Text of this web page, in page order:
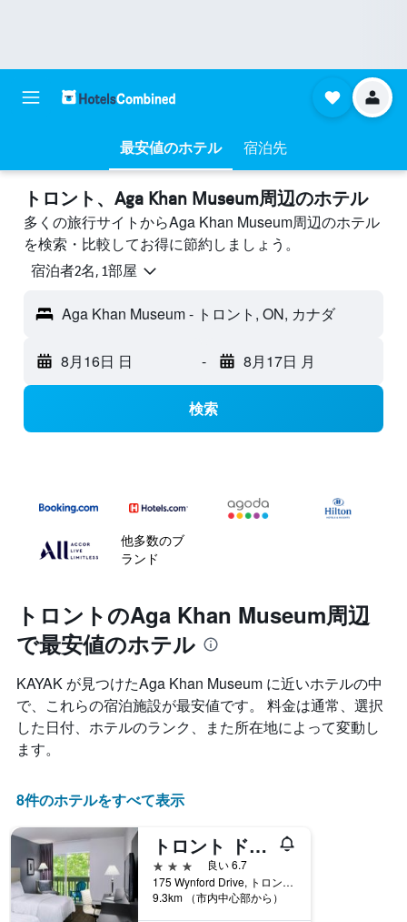
最安値のホテル 宿泊先
トロント​、Aga Khan Museum周辺のホテル
多くの旅行サイトからAga Khan Museum周辺のホテル
を検索・比較してお得に節約しましょう。
宿泊者2名, 1​部屋
Aga Khan Museum - トロント, ON, カナダ
8月16日 日 - 8月17日 月
検索
他多数のブ
ランド
トロントのAga Khan Museum周辺
で最安値のホテル
KAYAK が見つけたAga Khan Museum に近いホテルの中
で、これらの宿泊施設が最安値です。 料金は通常、選択
した日付、ホテルのランク、また所在地によって変動し
ます。
8件のホテルをすべて表示
トロント ドン バレー ホテル アンド スイーツ
3つ星
良い 6.7
175 Wynford Drive, トロント, ON, カナダ
9.3km （市内中心部から）